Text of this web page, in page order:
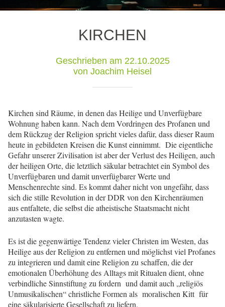
KIRCHEN
Geschrieben am 22.10.2025
von Joachim Heisel
Kirchen sind Räume, in denen das Heilige und Unverfügbare
Wohnung haben kann. Nach dem Vordringen des Profanen und
dem Rückzug der Religion spricht vieles dafür, dass dieser Raum
heute in gebildeten Kreisen die Kunst einnimmt. Die eigentliche
Gefahr unserer Zivilisation ist aber der Verlust des Heiligen, auch
der heiligen Orte, die letztlich säkular betrachtet ein Symbol des
Unverfügbaren und damit unverfügbarer Werte und
Menschenrechte sind. Es kommt daher nicht von ungefähr, dass
sich die stille Revolution in der DDR von den Kirchenräumen
aus entfaltete, die selbst die atheistische Staatsmacht nicht
anzutasten wagte.
Es ist die gegenwärtige Tendenz vieler Christen im Westen, das
Heilige aus der Religion zu entfernen und möglichst viel Profanes
zu integrieren und damit eine Religion zu schaffen, die der
emotionalen Überhöhung des Alltags mit Ritualen dient, ohne
verbindliche Sinnstiftung zu fordern und damit auch „religiös
Unmusikalischen“ christliche Formen als moralischen Kitt für
eine säkularisierte Gesellschaft zu liefern.